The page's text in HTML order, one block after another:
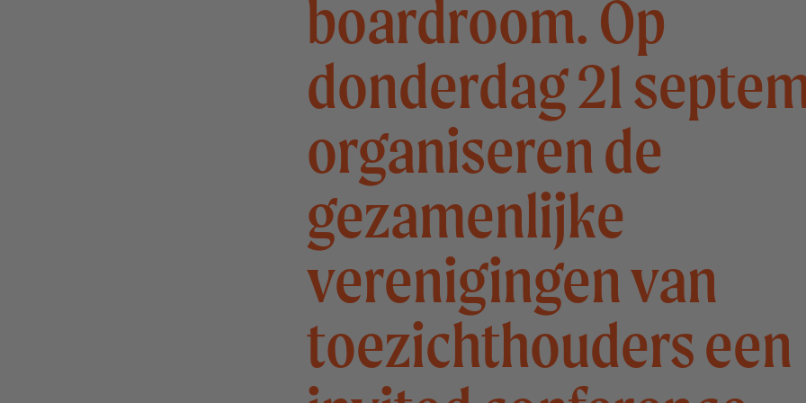
boardroom. Op
donderdag 21
organiseren de
gezamenlijke
verenigingen van
toezichthouders een